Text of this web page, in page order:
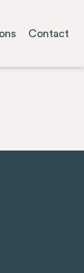
Contact